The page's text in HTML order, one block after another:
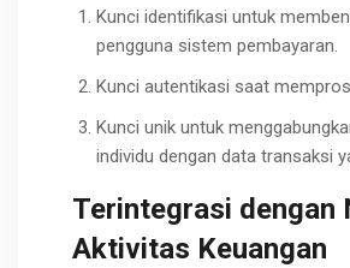
Kunci identifikasi untuk
pengguna sistem pembayaran.
Kunci autentikasi saat
Kunci unik untuk
individu dengan data transaksi
Terintegrasi dengan
Aktivitas Keuangan